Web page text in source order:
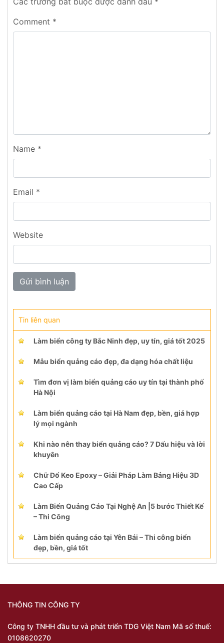
Comment *
Name *
Email *
Website
Tin liên quan
Làm biển công ty Bắc Ninh đẹp, uy tín, giá tốt 2025
Mẫu biển quảng cáo đẹp, đa dạng hóa chất liệu
Tìm đơn vị làm biển quảng cáo uy tín tại thành phố
Hà Nội
Làm biển quảng cáo tại Hà Nam đẹp, bền, giá hợp
lý mọi ngành
Khi nào nên thay biển quảng cáo? 7 Dấu hiệu và lời
khuyên
Chữ Đổ Keo Epoxy – Giải Pháp Làm Bảng Hiệu 3D
Cao Cấp
Làm Biển Quảng Cáo Tại Nghệ An |5 bước Thiết Kế
– Thi Công
Làm biển quảng cáo tại Yên Bái – Thi công biển
đẹp, bền, giá tốt
THÔNG TIN CÔNG TY
Công ty TNHH đầu tư và phát triển TDG Việt Nam Mã số thuế:
0108620270